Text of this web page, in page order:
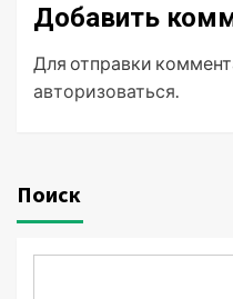
Добавить
Для отправки
авторизоваться
Поиск